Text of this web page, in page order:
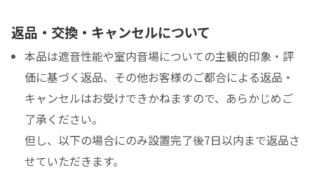
返品・交換・キャンセルについて
本品は遮音性能や室内音場についての主観的印象・評
価に基づく返品、その他お客様のご都合による返品・
キャンセルはお受けできかねますので、あらかじめご
了承ください。
但し、以下の場合にのみ設置完了後7日以内まで返品さ
せていただきます。